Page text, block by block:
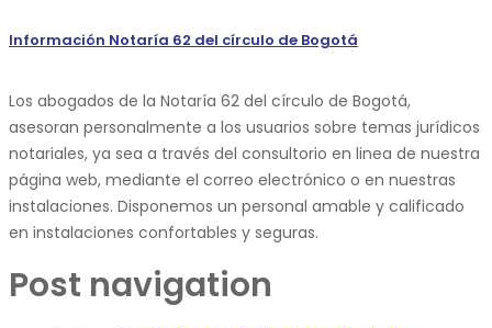
Información Notaría 62 del círculo de Bogotá
Los abogados de la Notaría 62 del círculo de Bogotá,
asesoran personalmente a los usuarios sobre temas jurídicos
notariales, ya sea a través del consultorio en linea de nuestra
página web, mediante el correo electrónico o en nuestras
instalaciones. Disponemos un personal amable y calificado
en instalaciones confortables y seguras.
Post navigation